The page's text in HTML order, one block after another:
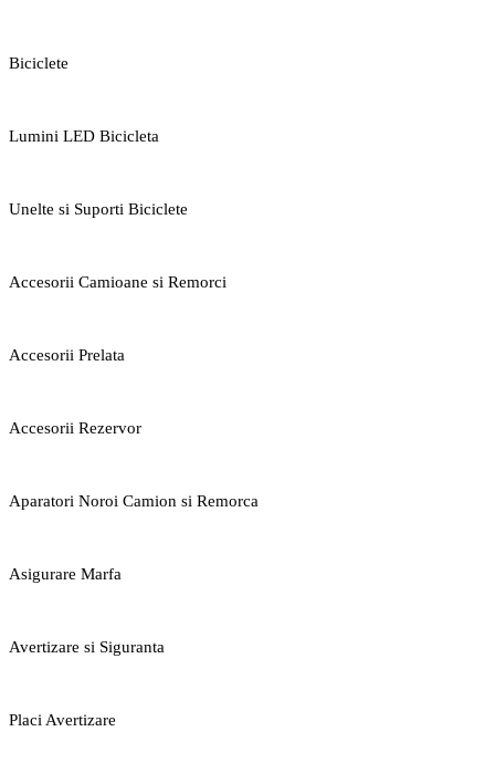
Biciclete
Lumini LED Bicicleta
Unelte si Suporti Biciclete
Accesorii Camioane si Remorci
Accesorii Prelata
Accesorii Rezervor
Aparatori Noroi Camion si Remorca
Asigurare Marfa
Avertizare si Siguranta
Placi Avertizare